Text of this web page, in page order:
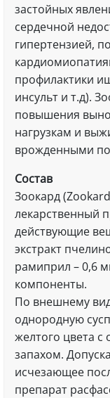
застойных
сердечной
гипертензией,
профилактики
инсульт и т.д).
повышения
нагрузкам и
врожденными
Состав
Зоокард
лекарственный
действующие
экстракт
рамиприл – 0,6
компоненты.
По внешнему
однородную
желтого цвета
запахом.
исчезающее
препарат